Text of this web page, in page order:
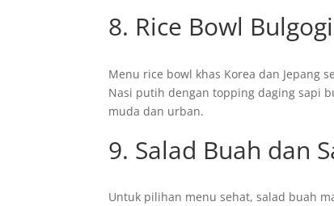
8. Rice Bowl
Menu rice bowl khas Korea dan Jepang
Nasi putih dengan topping daging sapi
muda dan urban.
9. Salad Buah dan
Untuk pilihan menu sehat, salad buah